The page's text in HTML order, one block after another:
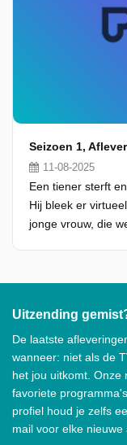
11-08-2025
Een tiener sterft
Hij bleek er
jonge vrouw, die
Uitzending
De laatste
wanneer: niet als de
het jou uitkomt. Onze
favoriete
profiel houd je zelfs
mail voor elke